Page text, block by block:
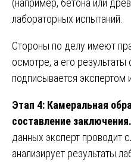
(например, бетона или
лабораторных испытаний.
Стороны по делу имеют
осмотре, а его
подписывается экспертом
Этап 4: Камеральная
составление заключения.
данных эксперт проводит
анализирует результаты